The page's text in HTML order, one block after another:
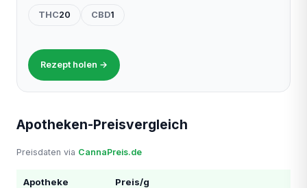
THC20 CBD1
Rezept holen →
Apotheken-Preisvergleich
Preisdaten via CannaPreis.de
Apotheke Preis/g